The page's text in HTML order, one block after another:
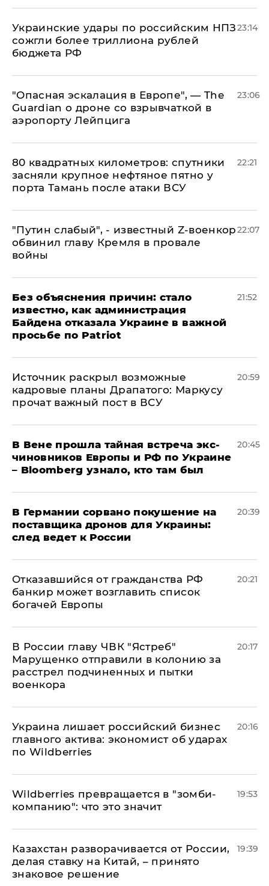
Украинские удары по российским НПЗ
сожгли более триллиона рублей
бюджета РФ
23:14
"Опасная эскалация в Европе", — The
Guardian о дроне со взрывчаткой в
аэропорту Лейпцига
23:06
80 квадратных километров: спутники
засняли крупное нефтяное пятно у
порта Тамань после атаки ВСУ
22:21
​"Путин слабый", - известный Z-военкор
обвинил главу Кремля в провале
войны
22:07
Без объяснения причин: стало
известно, как администрация
Байдена отказала Украине в важной
просьбе по Patriot
21:52
​Источник раскрыл возможные
кадровые планы Драпатого: Маркусу
прочат важный пост в ВСУ
20:59
В Вене прошла тайная встреча экс-
чиновников Европы и РФ по Украине
– Bloomberg узнало, кто там был
20:45
​В Германии сорвано покушение на
поставщика дронов для Украины:
след ведет к России
20:39
Отказавшийся от гражданства РФ
банкир может возглавить список
богачей Европы
20:21
В России главу ЧВК "Ястреб"
Марущенко отправили в колонию за
расстрел подчиненных и пытки
военкора
20:17
​Украина лишает российский бизнес
главного актива: экономист об ударах
по Wildberries
20:16
Wildberries превращается в "зомби-
компанию": что это значит
19:53
Казахстан разворачивается от России,
делая ставку на Китай, – принято
знаковое решение
19:39